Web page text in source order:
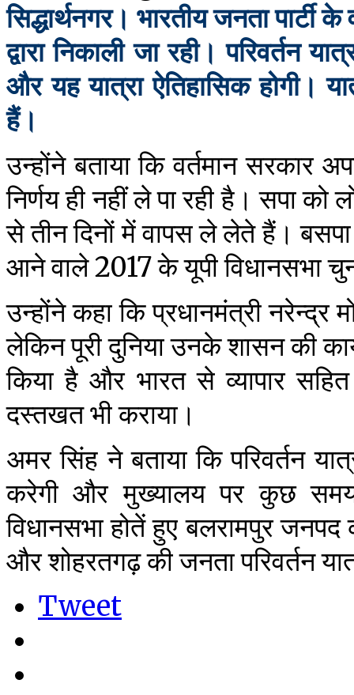
सिद्धार्थनगर। भारतीय जनता पार्टी
द्वारा निकाली जा रही। परिवर्तन
और यह यात्रा ऐतिहासिक होगी।
हैं।
उन्होंने बताया कि वर्तमान सरकार
निर्णय ही नहीं ले पा रही है। सपा
से तीन दिनों में वापस ले लेते हैं।
आने वाले 2017 के यूपी विधानसभा
उन्होंने कहा कि प्रधानमंत्री नरेन्द्र
लेकिन पूरी दुनिया उनके शासन की
किया है और भारत से व्यापार
दस्तखत भी कराया।
अमर सिंह ने बताया कि परिवर्तन
करेगी और मुख्यालय पर कुछ समय
विधानसभा होतें हुए बलरामपुर जनपद
और शोहरतगढ़ की जनता परिवर्तन
Tweet